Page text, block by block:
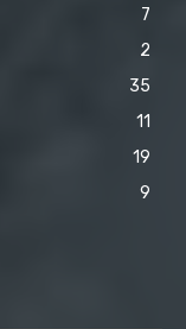
7
2
35
11
19
9